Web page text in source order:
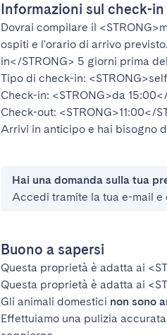
Informazioni sul check-in
Dovrai compilare il
ospiti e l'orario di arrivo
in</STRONG> 5 giorni prima
Tipo di check-in:
Check-in: <STRONG>da
Check-out: <STRONG>11:00</
Arrivi in anticipo e hai bisogno
Hai una domanda sulla tua
Accedi tramite la tua e-mail
Buono a sapersi
Questa proprietà è adatta ai
Questa proprietà è adatta ai
Gli animali domestici non sono
Effettuiamo una pulizia